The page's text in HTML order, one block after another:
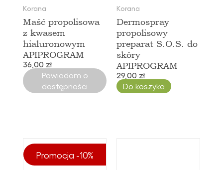
Korana
Maść propolisowa
z kwasem
hialuronowym
APIPROGRAM
36,00 zł
Powiadom o
dostępności
Korana
Dermospray
propolisowy
preparat S.O.S. do
skóry
APIPROGRAM
29,00 zł
Do koszyka
Promocja -10%